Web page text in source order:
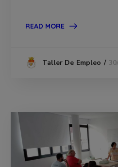
READ MORE
Taller De Empleo